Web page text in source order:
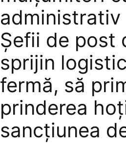
administrativ
Șefii de post
sprijin
fermă, să
prinderea
sancțiunea